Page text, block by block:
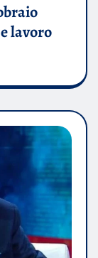
lavoro